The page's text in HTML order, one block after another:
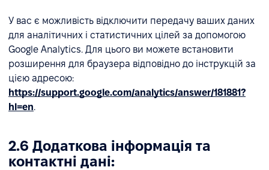
У вас є можливість відключити передачу ваших даних
для аналітичних і статистичних цілей за допомогою
Google Analytics. Для цього ви можете встановити
розширення для браузера відповідно до інструкцій за
цією адресою:
https://support.google.com/analytics/answer/181881?
hl=en.
2.6 Додаткова інформація та
контактні дані: